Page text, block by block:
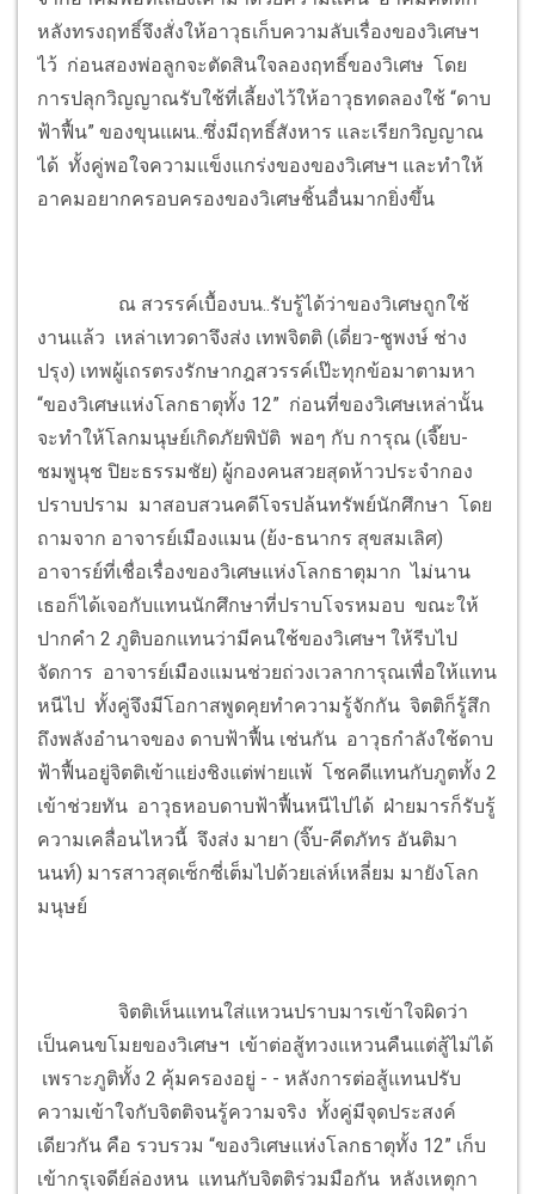
หลังทรงฤทธิ์จึงสั่งให้อาวุธเก็บความลับเรื่องของวิเศษฯ
ไว้ ก่อนสองพ่อลูกจะตัดสินใจลองฤทธิ์ของวิเศษ โดย
การปลุกวิญญาณรับใช้ที่เลี้ยงไว้ให้อาวุธทดลองใช้ “ดาบ
ฟ้าฟื้น” ของขุนแผน..ซึ่งมีฤทธิ์สังหาร และเรียกวิญญาณ
ได้ ทั้งคู่พอใจความแข็งแกร่งของของวิเศษฯ และทำให้
อาคมอยากครอบครองของวิเศษชิ้นอื่นมากยิ่งขึ้น
ณ สวรรค์เบื้องบน..รับรู้ได้ว่าของวิเศษถูกใช้
งานแล้ว เหล่าเทวดาจึงส่ง เทพจิตติ (เดี่ยว-ชูพงษ์ ช่าง
ปรุง) เทพผู้เถรตรงรักษากฎสวรรค์เป๊ะทุกข้อมาตามหา
“ของวิเศษแห่งโลกธาตุทั้ง 12” ก่อนที่ของวิเศษเหล่านั้น
จะทำให้โลกมนุษย์เกิดภัยพิบัติ พอๆ กับ การุณ (เจี๊ยบ-
ชมพูนุช ปิยะธรรมชัย) ผู้กองคนสวยสุดห้าวประจำกอง
ปราบปราม มาสอบสวนคดีโจรปล้นทรัพย์นักศึกษา โดย
ถามจาก อาจารย์เมืองแมน (ย้ง-ธนากร สุขสมเลิศ)
อาจารย์ที่เชื่อเรื่องของวิเศษแห่งโลกธาตุมาก ไม่นาน
เธอก็ได้เจอกับแทนนักศึกษาที่ปราบโจรหมอบ ขณะให้
ปากคำ 2 ภูติบอกแทนว่ามีคนใช้ของวิเศษฯ ให้รีบไป
จัดการ อาจารย์เมืองแมนช่วยถ่วงเวลาการุณเพื่อให้แทน
หนีไป ทั้งคู่จึงมีโอกาสพูดคุยทำความรู้จักกัน จิตติก็รู้สึก
ถึงพลังอำนาจของ ดาบฟ้าฟื้น เช่นกัน อาวุธกำลังใช้ดาบ
ฟ้าฟื้นอยู่จิตติเข้าแย่งชิงแต่พ่ายแพ้ โชคดีแทนกับภูตทั้ง 2
เข้าช่วยทัน อาวุธหอบดาบฟ้าฟื้นหนีไปได้ ฝ่ายมารก็รับรู้
ความเคลื่อนไหวนี้ จึงส่ง มายา (จิ๊บ-คีตภัทร อันติมา
นนท์) มารสาวสุดเซ็กซี่เต็มไปด้วยเล่ห์เหลี่ยม มายังโลก
มนุษย์
จิตติเห็นแทนใส่แหวนปราบมารเข้าใจผิดว่า
เป็นคนขโมยของวิเศษฯ เข้าต่อสู้ทวงแหวนคืนแต่สู้ไม่ได้
เพราะภูติทั้ง 2 คุ้มครองอยู่ - - หลังการต่อสู้แทนปรับ
ความเข้าใจกับจิตติจนรู้ความจริง ทั้งคู่มีจุดประสงค์
เดียวกัน คือ รวบรวม “ของวิเศษแห่งโลกธาตุทั้ง 12” เก็บ
เข้ากรุเจดีย์ล่องหน แทนกับจิตติร่วมมือกัน หลังเหตุกา